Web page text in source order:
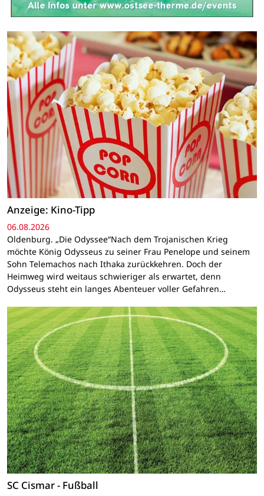
Anzeige: Kino-Tipp
06.08.2026
Oldenburg. „Die Odyssee“Nach dem Trojanischen Krieg
möchte König Odysseus zu seiner Frau Penelope und seinem
Sohn Telemachos nach Ithaka zurückkehren. Doch der
Heimweg wird weitaus schwieriger als erwartet, denn
Odysseus steht ein langes Abenteuer voller Gefahren…
SC Cismar - Fußball